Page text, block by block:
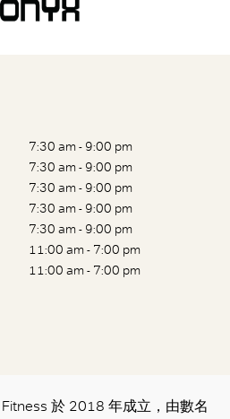
7:30 am - 9:00 pm
7:30 am - 9:00 pm
7:30 am - 9:00 pm
7:30 am - 9:00 pm
7:30 am - 9:00 pm
11:00 am - 7:00 pm
11:00 am - 7:00 pm
於 2018 年成立，由數名